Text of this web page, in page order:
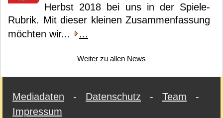
Herbst 2018 bei uns in der Spiele-
Rubrik. Mit dieser kleinen Zusammenfassung
möchten wir...
...
Weiter zu allen News
Mediadaten - Datenschutz - Team -
Impressum